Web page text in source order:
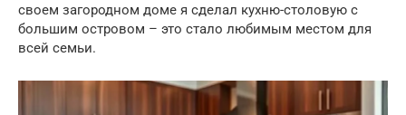
своем загородном доме я сделал кухню-столовую с
большим островом – это стало любимым местом для
всей семьи.